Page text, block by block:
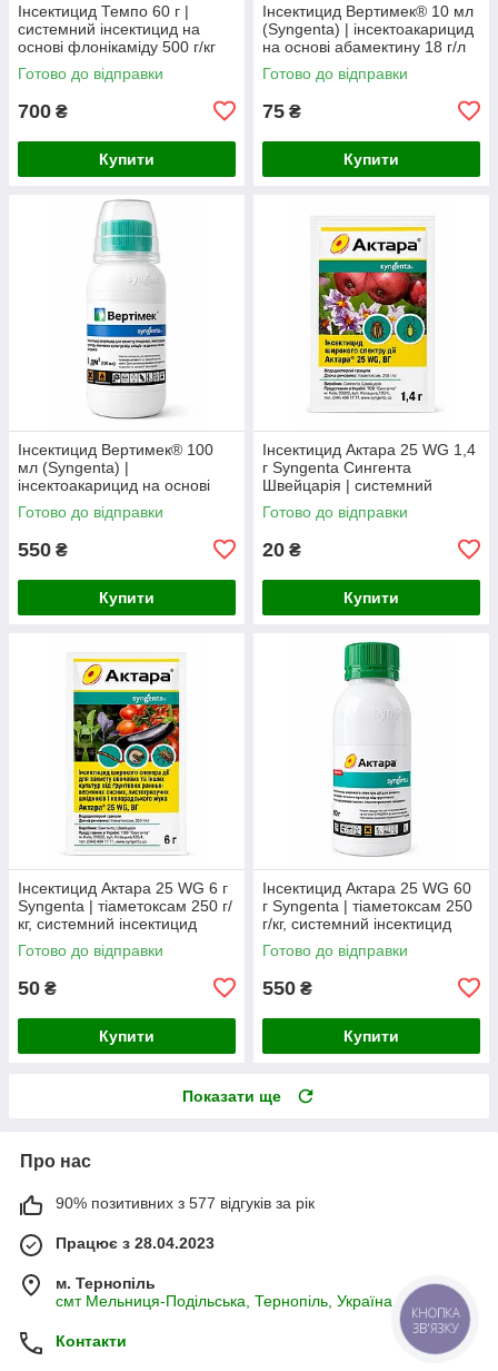
Інсектицид Темпо 60 г |
системний інсектицид на
основі флонікаміду 500 г/кг
проти попелиці, білокрилки,
трипсів та щитівок
Готово до відправки
700 ₴
Купити
Інсектицид Вертимек® 10 мл
(Syngenta) | інсектоакарицид
на основі абамектину 18 г/л
від кліщів, трипсів та мінерів
Готово до відправки
75 ₴
Купити
Інсектицид Вертимек® 100
мл (Syngenta) |
інсектоакарицид на основі
абамектину 18 г/л від кліщів,
трипсів та мінерів
Готово до відправки
550 ₴
Купити
Інсектицид Актара 25 WG 1,4
г Syngenta Сингента
Швейцарія | системний
інсектицид
Готово до відправки
20 ₴
Купити
Інсектицид Актара 25 WG 6 г
Syngenta | тіаметоксам 250 г/
кг, системний інсектицид
широкого спектра дії (пакет,
Швейцарія)
Готово до відправки
50 ₴
Купити
Інсектицид Актара 25 WG 60
г Syngenta | тіаметоксам 250
г/кг, системний інсектицид
широкого спектра дії
(Швейцарія)
Готово до відправки
550 ₴
Купити
Показати ще
Про нас
90% позитивних з 577 відгуків за рік
Працює з 28.04.2023
м. Тернопіль
смт Мельниця-Подільська, Тернопіль, Україна
Контакти
КНОПКА
ЗВ'ЯЗКУ